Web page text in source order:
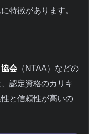
特徴があります。
会 （NTAA）などの
認定資格のカリキ
と信頼性が高いの